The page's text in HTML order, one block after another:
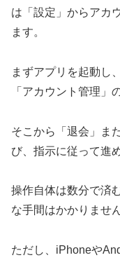
は「設定」からアカ
ます。
まずアプリを起動し
「アカウント管理」
そこから「退会」ま
び、指示に従って進
操作自体は数分で済
な手間はかかりません
ただし、iPhoneや